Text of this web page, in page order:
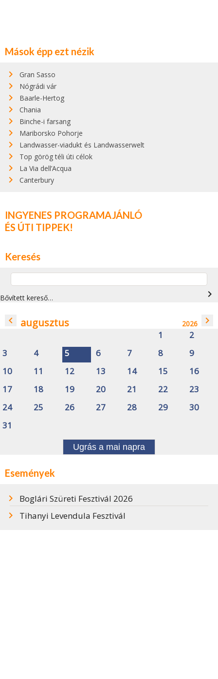
Mások épp ezt nézik
Gran Sasso
Nógrádi vár
Baarle-Hertog
Chania
Binche-i farsang
Mariborsko Pohorje
Landwasser-viadukt és Landwasserwelt
Top görög téli úti célok
La Via dell’Acqua
Canterbury
INGYENES PROGRAMAJÁNLÓ
ÉS ÚTI TIPPEK!
Keresés
Bővített kereső… navigate_next
navigate_before augusztus 2026 navigate_next
1
2
3
4 5 6 7 8
9
10
11 12 13 14 15
16
17
18 19 20 21 22
23
24
25 26 27 28 29
30
31
Ugrás a mai napra
Események
Boglári Szüreti Fesztivál 2026
Tihanyi Levendula Fesztivál